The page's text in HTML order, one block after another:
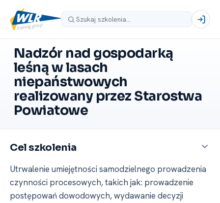
Nadzór nad gospodarką
leśną w lasach
niepaństwowych
realizowany przez Starostwa
Powiatowe
Cel szkolenia
Utrwalenie umiejętności samodzielnego prowadzenia
czynności procesowych, takich jak: prowadzenie
postępowań dowodowych, wydawanie decyzji